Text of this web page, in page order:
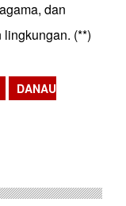
dan
(**)
DANAU